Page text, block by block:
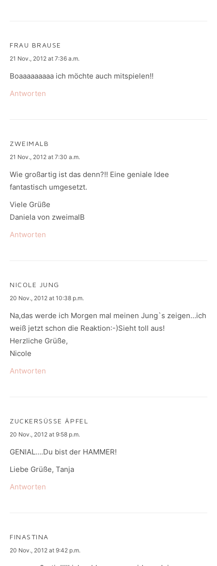
FRAU BRAUSE
says:
21 Nov., 2012 at 7:36 a.m.
Boaaaaaaaaa ich möchte auch mitspielen!!
Antworten
ZWEIMALB
says:
21 Nov., 2012 at 7:30 a.m.
Wie großartig ist das denn?!! Eine geniale Idee
fantastisch umgesetzt.
Viele Grüße
Daniela von zweimalB
Antworten
NICOLE JUNG
says:
20 Nov., 2012 at 10:38 p.m.
Na,das werde ich Morgen mal meinen Jung`s zeigen…ich
weiß jetzt schon die Reaktion:-)Sieht toll aus!
Herzliche Grüße,
Nicole
Antworten
ZUCKERSÜSSE ÄPFEL
says:
20 Nov., 2012 at 9:58 p.m.
GENIAL….Du bist der HAMMER!
Liebe Grüße, Tanja
Antworten
FINASTINA
says:
20 Nov., 2012 at 9:42 p.m.